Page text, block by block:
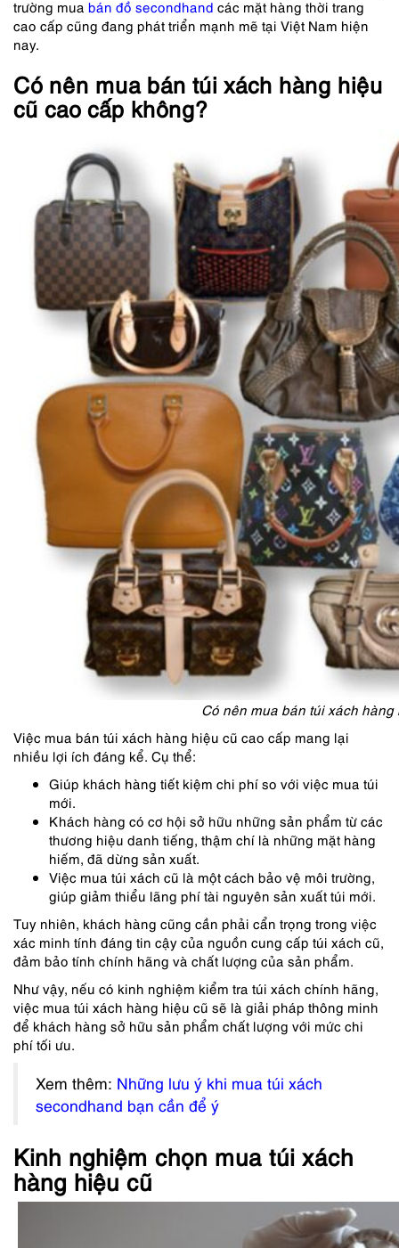
trường mua bán đồ secondhand các mặt hàng thời trang
cao cấp cũng đang phát triển mạnh mẽ tại Việt Nam hiện
nay.
Có nên mua bán túi xách hàng hiệu
cũ cao cấp không?
Có nên mua bán túi xách
Việc mua bán túi xách hàng hiệu cũ cao cấp mang lại
nhiều lợi ích đáng kể. Cụ thể:
Giúp khách hàng tiết kiệm chi phí so với việc mua túi
mới.
Khách hàng có cơ hội sở hữu những sản phẩm từ các
thương hiệu danh tiếng, thậm chí là những mặt hàng
hiếm, đã dừng sản xuất.
Việc mua túi xách cũ là một cách bảo vệ môi trường,
giúp giảm thiểu lãng phí tài nguyên sản xuất túi mới.
Tuy nhiên, khách hàng cũng cần phải cẩn trọng trong việc
xác minh tính đáng tin cậy của nguồn cung cấp túi xách cũ,
đảm bảo tính chính hãng và chất lượng của sản phẩm.
Như vậy, nếu có kinh nghiệm kiểm tra túi xách chính hãng,
việc mua túi xách hàng hiệu cũ sẽ là giải pháp thông minh
để khách hàng sở hữu sản phẩm chất lượng với mức chi
phí tối ưu.
Xem thêm: Những lưu ý khi mua túi xách
secondhand bạn cần để ý
Kinh nghiệm chọn mua túi xách
hàng hiệu cũ